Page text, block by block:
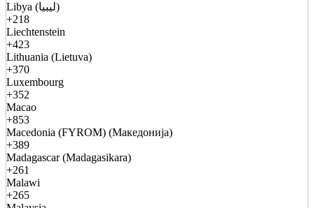
Libya (ليبيا)
+218
Liechtenstein
+423
Lithuania (Lietuva)
+370
Luxembourg
+352
Macao
+853
Macedonia (FYROM) (Македонија)
+389
Madagascar (Madagasikara)
+261
Malawi
+265